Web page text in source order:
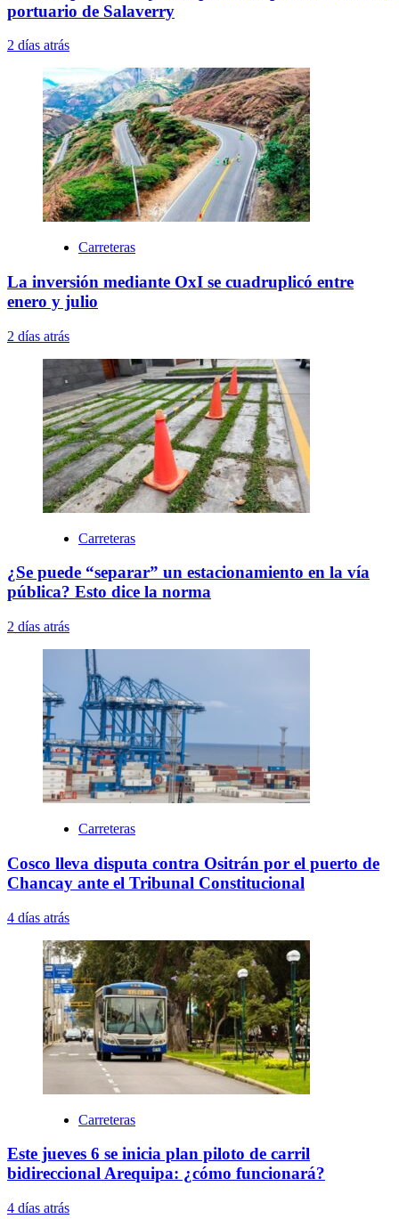
portuario de Salaverry
2 días atrás
Carreteras
La inversión mediante OxI se cuadruplicó entre
enero y julio
2 días atrás
Carreteras
¿Se puede “separar” un estacionamiento en la vía
pública? Esto dice la norma
2 días atrás
Carreteras
Cosco lleva disputa contra Ositrán por el puerto de
Chancay ante el Tribunal Constitucional
4 días atrás
Carreteras
Este jueves 6 se inicia plan piloto de carril
bidireccional Arequipa: ¿cómo funcionará?
4 días atrás